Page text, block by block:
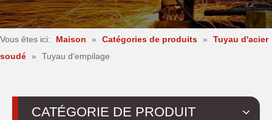
Vous êtes ici: Maison » Catégories de produits »
Tuyau d'acier
soudé » Tuyau d'empilage
CATÉGORIE DE PRODUIT